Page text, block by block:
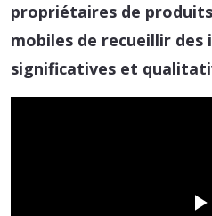
propriétaires de
mobiles de recueillir
significatives et